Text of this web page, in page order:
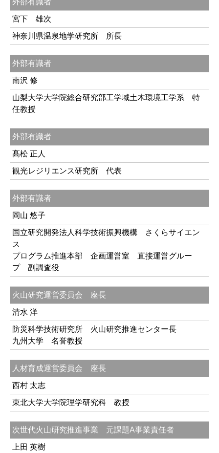
宮下 雄次
神奈川県温泉地学研究所 所長
外部有識者
南沢 修
山梨大学大学院総合研究部工学域土木環境工学系 特
任教授
外部有識者
髙松 正人
観光レジリエンス研究所 代表
外部有識者
岡山 悠子
国立研究開発法人科学技術振興機構 さくらサイエン
ス
プログラム推進本部 企画運営室 直接運営グルー
プ 副調査役
火山研究運営委員会 座長
清水 洋
防災科学技術研究所 火山研究推進センター長
九州大学 名誉教授
人材育成運営委員会 座長
西村 太志
東北大学大学院理学研究科 教授
次世代火山研究推進事業 元課題A事業責任者
上田 英樹